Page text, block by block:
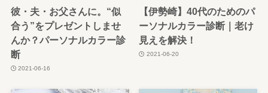
彼・夫・お父さんに。“似
合う”をプレゼントしませ
んか？パーソナルカラー診
断
2021-06-16
【伊勢崎】40代のためのパ
ーソナルカラー診断｜老け
見えを解決！
2021-06-20